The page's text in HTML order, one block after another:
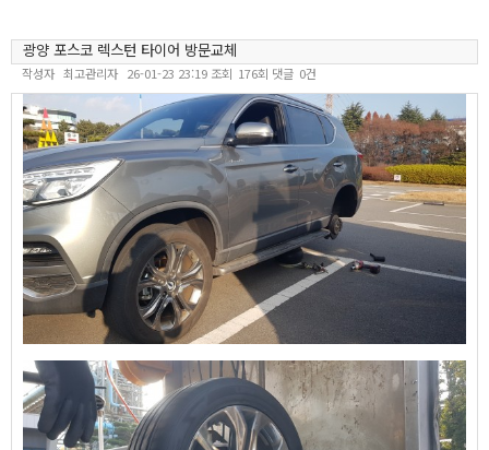
광양 포스코 렉스턴 타이어 방문교체
작성자 최고관리자 26-01-23 23:19 조회 176회 댓글 0건
본문